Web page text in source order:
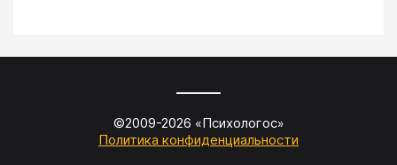
©2009-2026 «Психологос»
Политика конфиденциальности